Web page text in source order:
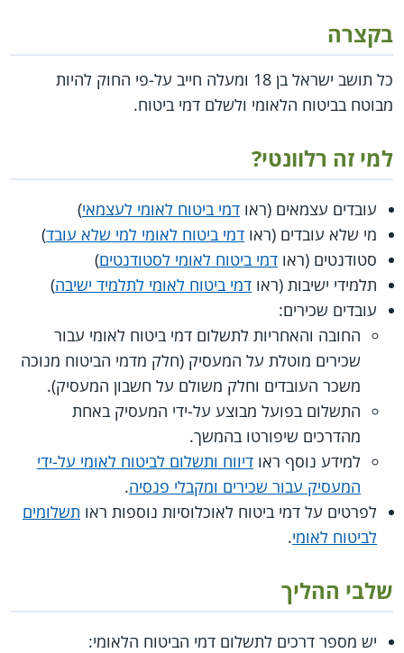
בקצרה
כל תושב ישראל בן 18 ומעלה חייב על-פי החוק להיות
מבוטח בביטוח הלאומי ולשלם דמי ביטוח.
למי זה רלוונטי?
עובדים עצמאים (ראו דמי ביטוח לאומי לעצמאי)
מי שלא עובדים (ראו דמי ביטוח לאומי למי שלא עובד)
סטודנטים (ראו דמי ביטוח לאומי לסטודנטים)
תלמידי ישיבות (ראו דמי ביטוח לאומי לתלמיד ישיבה)
עובדים שכירים:
החובה והאחריות לתשלום דמי ביטוח לאומי עבור
שכירים מוטלת על המעסיק (חלק מדמי הביטוח מנוכה
משכר העובדים וחלק משולם על חשבון המעסיק).
התשלום בפועל מבוצע על-ידי המעסיק באחת
מהדרכים שיפורטו בהמשך.
למידע נוסף ראו דיווח ותשלום לביטוח לאומי על-ידי
המעסיק עבור שכירים ומקבלי פנסיה.
לפרטים על דמי ביטוח לאוכלוסיות נוספות ראו תשלומים
לביטוח לאומי.
שלבי ההליך
יש מספר דרכים לתשלום דמי הביטוח הלאומי: